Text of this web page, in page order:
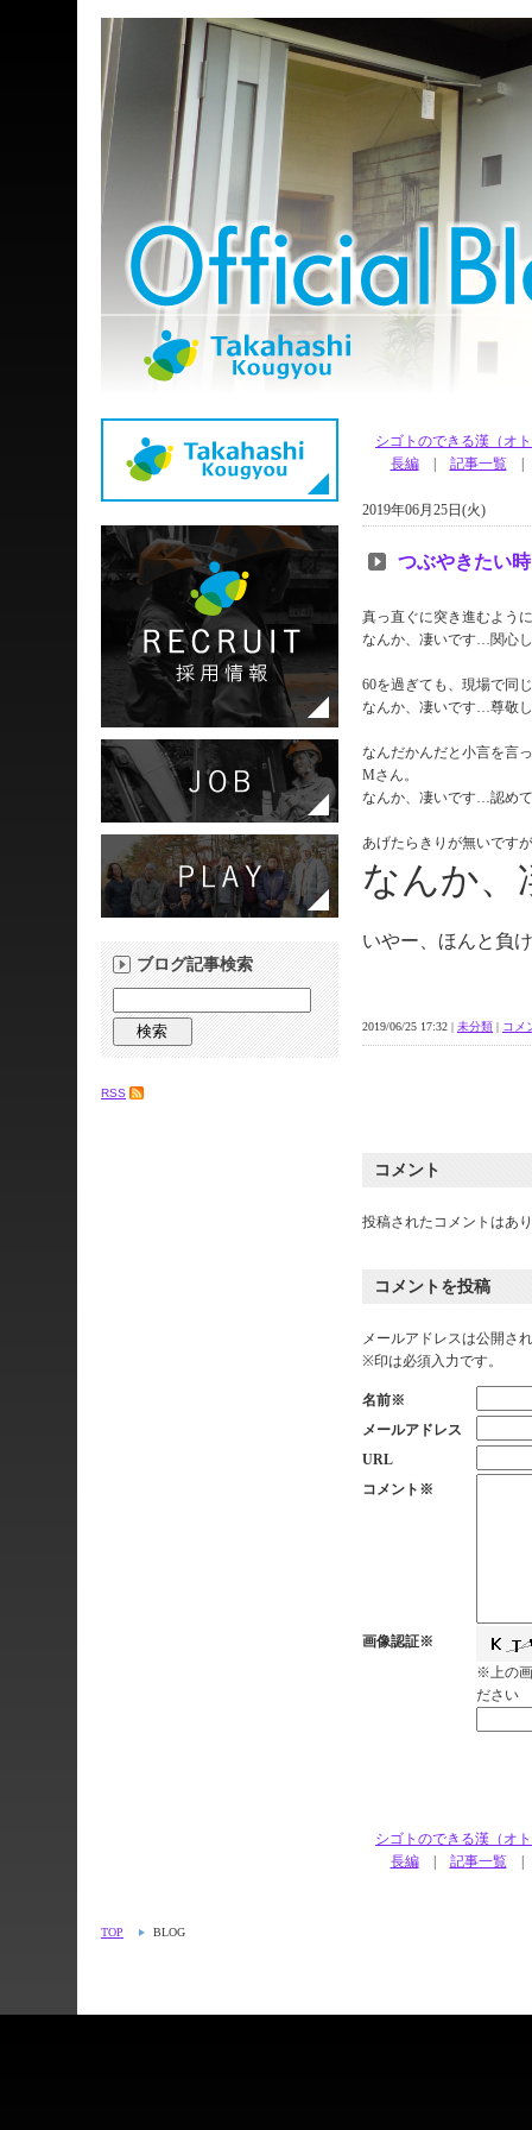
シゴトのできる
長編| 記事一覧
2019年06月25日(火)
つぶやきたい
真っ直ぐに突き進むよう
なんか、凄いです…関心
60を過ぎても、現場で同
なんか、凄いです…尊敬
なんだかんだと小言を言
Mさん。
なんか、凄いです…認め
あげたらきりが無いです
なんか、
いやー、ほんと負
2019/06/25 17:32 | 未分類 | コメ
コメント
投稿されたコメントはあ
コメントを投稿
メールアドレスは公開さ
※印は必須入力です。
名前※
メールアドレス
URL
コメント※
画像認証※
※上の
ださい
シゴトのできる
長編| 記事一覧
ブログ記事検索
RSS
TOP BLOG